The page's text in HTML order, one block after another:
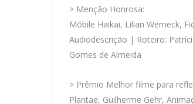
> Menção Honrosa:
Móbile Haikai, Lilian Werneck,
Audiodescrição | Roteiro:
Gomes de Almeida
> Prêmio Melhor filme para
Plantae, Guilherme Gehr,